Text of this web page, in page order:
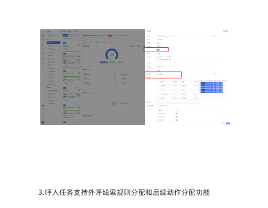
3.呼入任务支持外呼线索规则分配和后续动作分配功能